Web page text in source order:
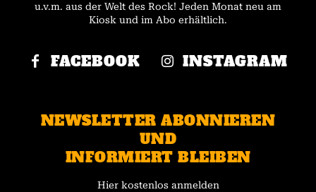
u.v.m. aus der Welt des Rock! Jeden Monat neu am
Kiosk und im Abo erhältlich.
FACEBOOK INSTAGRAM
NEWSLETTER ABONNIEREN
UND
INFORMIERT BLEIBEN
Hier kostenlos anmelden